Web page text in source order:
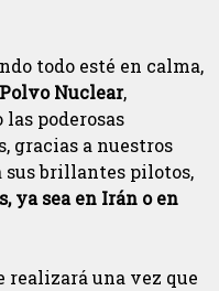
todo esté en calma,
Nuclear,
poderosas
gracias a nuestros
sus brillantes pilotos,
ya sea en Irán o en
realizará una vez que